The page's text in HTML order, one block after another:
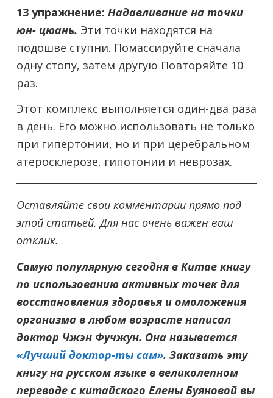
13 упражнение: Надавливание на точки
юн- цюань. Эти точки находятся на
подошве ступни. Помассируйте сначала
одну стопу, затем другую Повторяйте 10
раз.
Этот комплекс выполняется один-два раза
в день. Его можно использовать не только
при гипертонии, но и при церебральном
атеросклерозе, гипотонии и неврозах.
Оставляйте свои комментарии прямо под
этой статьей. Для нас очень важен ваш
отклик.
Самую популярную сегодня в Китае книгу
по использованию активных точек для
восстановления здоровья и омоложения
организма в любом возрасте написал
доктор Чжэн Фучжун. Она называется
«Лучший доктор-ты сам». Заказать эту
книгу на русском языке в великолепном
переводе с китайского Елены Буяновой вы